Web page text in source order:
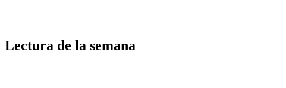
Lectura de la semana